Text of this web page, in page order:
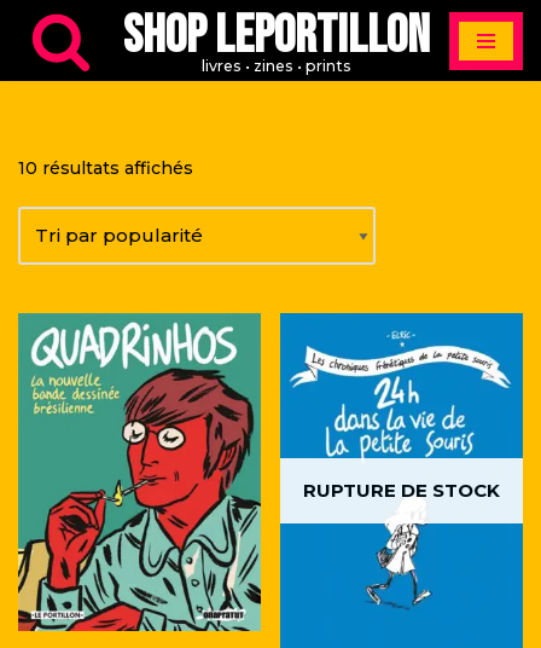
Aller
Shop Leportillon
livres • zines • prints
10 résultats affichés
RUPTURE DE STOCK